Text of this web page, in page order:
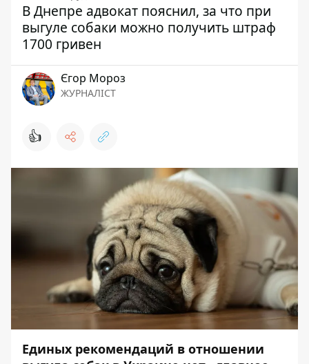
В Днепре адвокат пояснил, за что при
выгуле собаки можно получить штраф
1700 гривен
Єгор Мороз
ЖУРНАЛІСТ
👍
Единых рекомендаций в отношении